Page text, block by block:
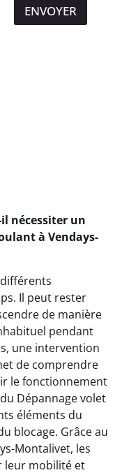
ENVOYER
nécessiter un
à Vendays-
Il peut rester
de manière
pendant
une intervention
de comprendre
le fonctionnement
Dépannage volet
éléments du
blocage. Grâce au
Montalivet, les
leur mobilité et